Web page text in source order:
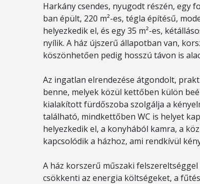
Harkány csendes, nyugodt részén, egy
ban épült, 220 m²-es, tégla építésű,
helyezkedik el, és egy 35 m²-es,
nyílik. A ház újszerű állapotban van,
köszönhetően pedig hosszú távon is
Az ingatlan elrendezése átgondolt,
benne, melyek közül kettőben külön
kialakított fürdőszoba szolgálja a
található, mindkettőben WC is helyet
helyezkedik el, a konyhából kamra, a
kapcsolódik a házhoz, ami rendkívül
A ház korszerű műszaki
csökkenti az energia költségeket, a